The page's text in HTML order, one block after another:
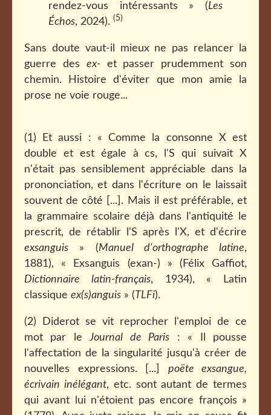
rendez-vous intéressants » (Les
Échos, 2024). (5)
Sans doute vaut-il mieux ne pas relancer la
guerre des ex-et passer prudemment son
chemin. Histoire d'éviter que mon amie la
prose ne voie rouge...
(1) Et aussi : « Comme la consonne X est
double et est égale à cs, l'S qui suivait X
n'était pas sensiblement appréciable dans la
prononciation, et dans l'écriture on le laissait
souvent de côté [...]. Mais il est préférable, et
la grammaire scolaire déjà dans l'antiquité le
prescrit, de rétablir l'S après l'X, et d'écrire
exsanguis » (Manuel d'orthographe latine,
1881), « Exsanguis (exan-) » (Félix Gaffiot,
Dictionnaire latin-français, 1934), « Latin
classique ex(s)anguis » (TLFi).
(2) Diderot se vit reprocher l'emploi de ce
mot par leJournal de Paris : « Il pousse
l'affectation de la singularité jusqu'à créer de
nouvelles expressions. [...] poëte exsangue,
écrivain inélégant, etc. sont autant de termes
qui avant lui n'étoient pas encore françois »